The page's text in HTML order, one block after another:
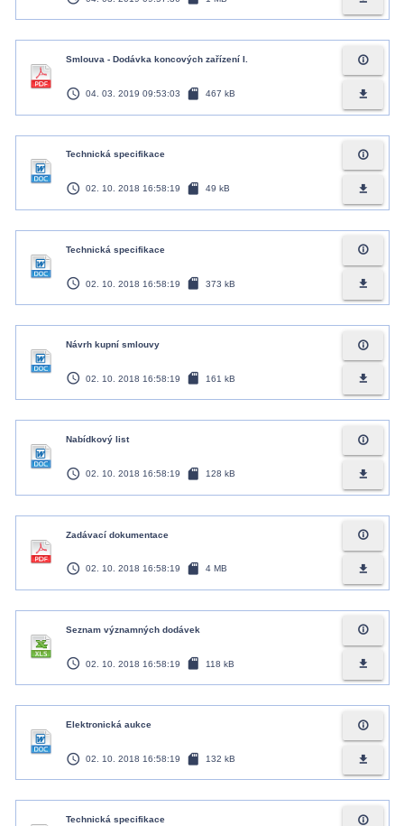
Smlouva - Dodávka koncových zařízení I.
access_time 04. 03. 2019 09:53:03 sd_card 467 kB
info_outline
file_download
Technická specifikace
access_time 02. 10. 2018 16:58:19 sd_card 49 kB
info_outline
file_download
Technická specifikace
access_time 02. 10. 2018 16:58:19 sd_card 373 kB
info_outline
file_download
Návrh kupní smlouvy
access_time 02. 10. 2018 16:58:19 sd_card 161 kB
info_outline
file_download
Nabídkový list
access_time 02. 10. 2018 16:58:19 sd_card 128 kB
info_outline
file_download
Zadávací dokumentace
access_time 02. 10. 2018 16:58:19 sd_card 4 MB
info_outline
file_download
Seznam významných dodávek
access_time 02. 10. 2018 16:58:19 sd_card 118 kB
info_outline
file_download
Elektronická aukce
access_time 02. 10. 2018 16:58:19 sd_card 132 kB
info_outline
file_download
Technická specifikace info_outline